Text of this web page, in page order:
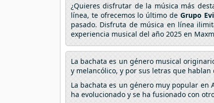
¿Quieres disfrutar de la música más
línea, te ofrecemos lo último de Grupo
pasado. Disfruta de música en línea
experiencia musical del año 2025 en
La bachata es un género musical
y melancólico, y por sus letras que
La bachata es un género muy popular en
ha evolucionado y se ha fusionado con